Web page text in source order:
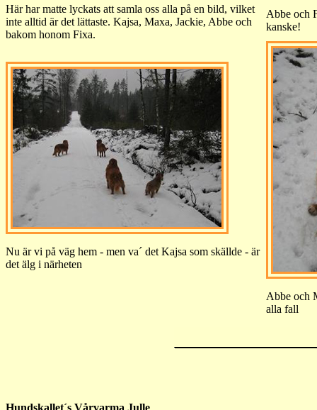
Här har matte lyckats att samla oss alla på en bild, vilket
inte alltid är det lättaste. Kajsa, Maxa, Jackie, Abbe och
bakom honom Fixa.
Abbe och
kanske!
Nu är vi på väg hem - men va´ det Kajsa som skällde - är
det älg i närheten
Abbe och
alla fall
Hundskallet´s Vårvarma Julle